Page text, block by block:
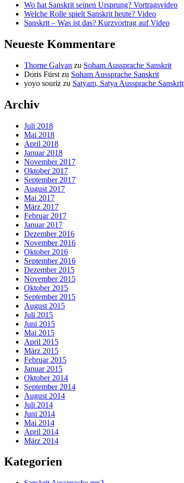
Wo hat Sanskrit seinen Ursprung? Vortragsvideo
Welche Rolle spielt Sanskrit heute? Video
Sanskrit – Was ist das? Kurzvortrag auf Video
Neueste Kommentare
Thorne Galvan zu Soham Aussprache Sanskrit
Doris Fürst zu Soham Aussprache Sanskrit
yoyo souriz zu Satyam, Satya Aussprache Sanskrit
Archiv
Juli 2018
Mai 2018
April 2018
Januar 2018
November 2017
Oktober 2017
September 2017
August 2017
Mai 2017
März 2017
Februar 2017
Januar 2017
Dezember 2016
November 2016
Oktober 2016
September 2016
Dezember 2015
November 2015
Oktober 2015
September 2015
August 2015
Juli 2015
Juni 2015
Mai 2015
April 2015
März 2015
Februar 2015
Januar 2015
Oktober 2014
September 2014
August 2014
Juli 2014
Juni 2014
Mai 2014
April 2014
März 2014
Kategorien